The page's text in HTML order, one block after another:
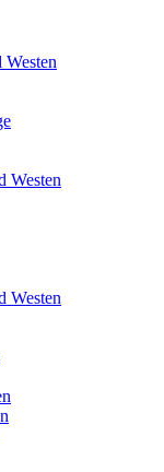
Westen
Westen